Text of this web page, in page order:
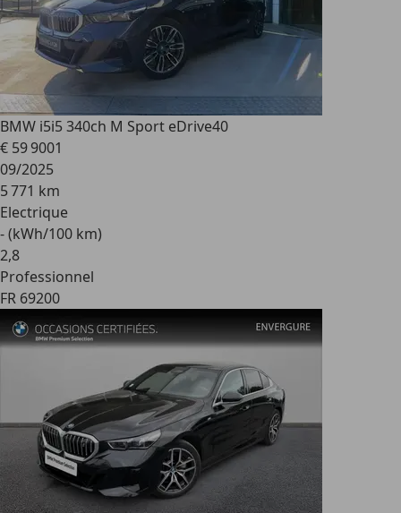
BMW i5i5 340ch M Sport eDrive40
€ 59 9001
09/2025
5 771 km
Electrique
- (kWh/100 km)
2,8
Professionnel
FR 69200